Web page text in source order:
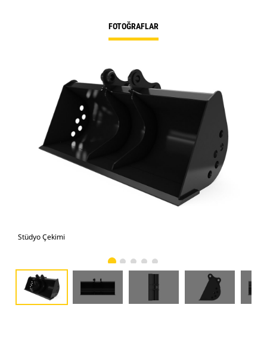
FOTOĞRAFLAR
Stüdyo Çekimi